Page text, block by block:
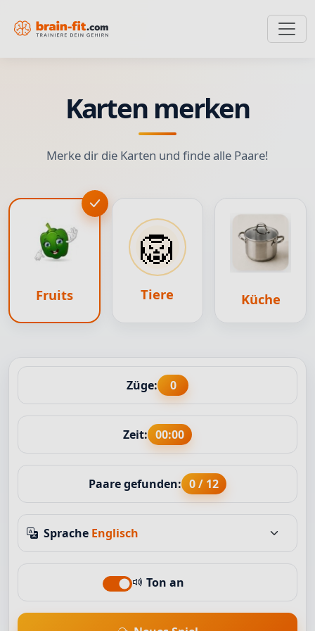
Karten merken
Merke dir die Karten und finde alle Paare!
Fruits
🦁
Tiere Küche
Züge: 0
Zeit: 00:00
Paare gefunden: 0 / 12
Sprache
Ton an